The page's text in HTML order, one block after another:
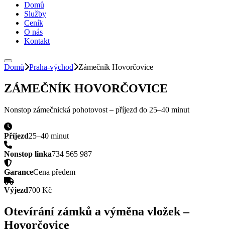
Domů
Služby
Ceník
O nás
Kontakt
Domů Praha-východ Zámečník Hovorčovice
ZÁMEČNÍK HOVORČOVICE
Nonstop zámečnická pohotovost – příjezd do 25–40 minut
Příjezd25–40 minut
Nonstop linka734 565 987
GaranceCena předem
Výjezd700 Kč
Otevírání zámků a výměna vložek –
Hovorčovice